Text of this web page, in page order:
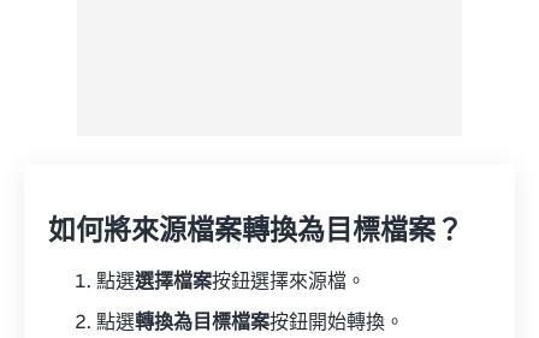
如何將來源檔案轉換為目標檔案？
點選選擇檔案按鈕選擇來源檔。
點選轉換為目標檔案按鈕開始轉換。